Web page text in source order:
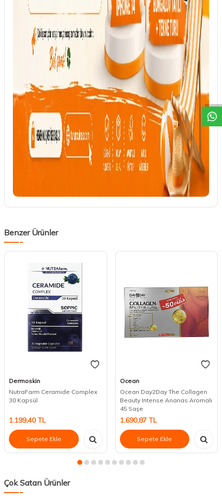
DESTEK
Benzer Ürünler
Dermoskin
NutraFarm Ceramide Complex
30 Kapsül
1.199,40TL
Sepete Ekle
Ocean
Ocean Day2Day The Collagen
Beauty Intense Ananas Aromalı
45 Saşe
1.690,87TL
Sepete Ekle
Çok Satan Ürünler